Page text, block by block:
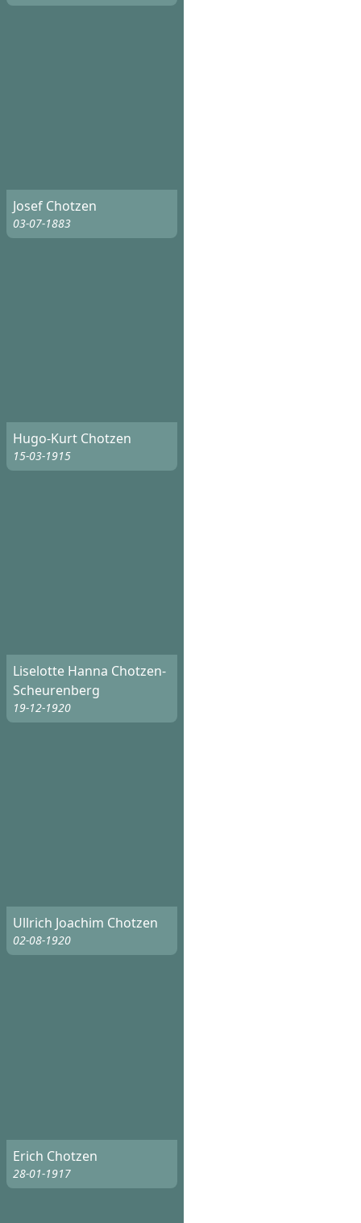
Josef Chotzen
03-07-1883
Hugo-Kurt Chotzen
15-03-1915
Liselotte Hanna Chotzen-
Scheurenberg
19-12-1920
Ullrich Joachim Chotzen
02-08-1920
Erich Chotzen
28-01-1917